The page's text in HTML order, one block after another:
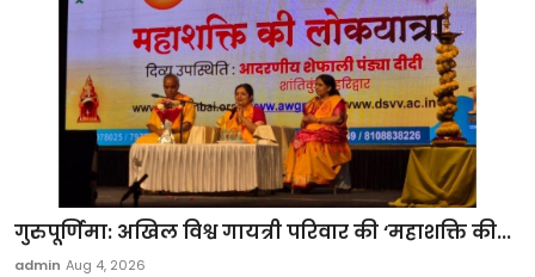
गुरुपूर्णिमा: अखिल विश्व गायत्री परिवार की ‘महाशक्ति की...
admin Aug 4, 2026